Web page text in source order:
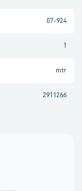
07-924
1
mtr
2911266